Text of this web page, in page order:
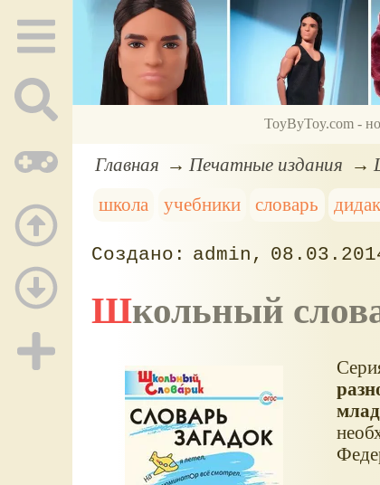
ToyByToy.com -
Главная Печатные издания
школа
учебники словарь
admin
Школьный